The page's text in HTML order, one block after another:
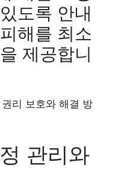
도록 안내
해를 최소
제공합니
관리와